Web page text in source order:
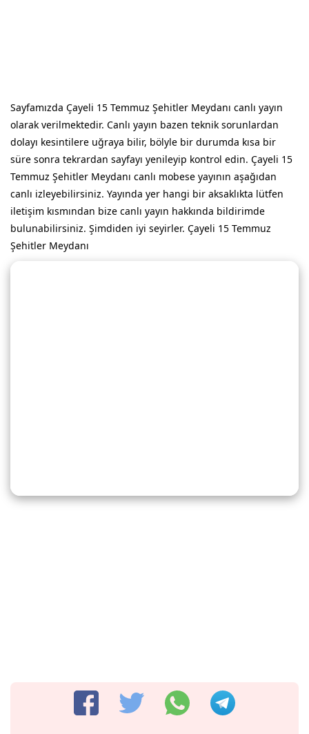
Sayfamızda Çayeli 15 Temmuz Şehitler Meydanı canlı yayın
olarak verilmektedir. Canlı yayın bazen teknik sorunlardan
dolayı kesintilere uğraya bilir, bölyle bir durumda kısa bir
süre sonra tekrardan sayfayı yenileyip kontrol edin. Çayeli 15
Temmuz Şehitler Meydanı canlı mobese yayının aşağıdan
canlı izleyebilirsiniz. Yayında yer hangi bir aksaklıkta lütfen
iletişim kısmından bize canlı yayın hakkında bildirimde
bulunabilirsiniz. Şimdiden iyi seyirler. Çayeli 15 Temmuz
Şehitler Meydanı